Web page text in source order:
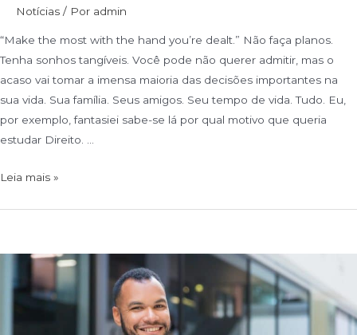
Notícias / Por admin
“Make the most with the hand you’re dealt.” Não faça planos.
Tenha sonhos tangíveis. Você pode não querer admitir, mas o
acaso vai tomar a imensa maioria das decisões importantes na
sua vida. Sua família. Seus amigos. Seu tempo de vida. Tudo. Eu,
por exemplo, fantasiei sabe-se lá por qual motivo que queria
estudar Direito. …
Leia mais »